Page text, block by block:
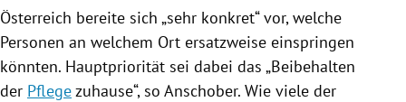
Österreich bereite sich „sehr konkret“ vor, welche
Personen an welchem Ort ersatzweise einspringen
könnten. Hauptpriorität sei dabei das „Beibehalten
der Pflegezuhause“, so Anschober. Wie viele der